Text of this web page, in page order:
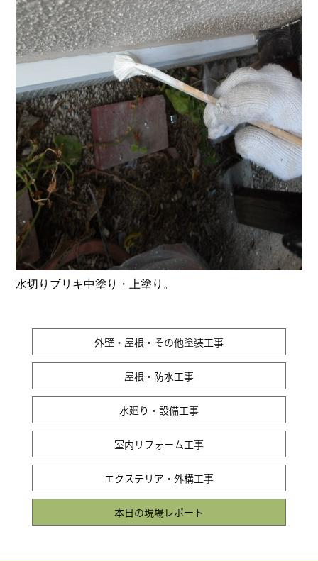
水切りブリキ中塗り・上塗り。
外壁・屋根・その他塗装工事
屋根・防水工事
水廻り・設備工事
室内リフォーム工事
エクステリア・外構工事
本日の現場レポート